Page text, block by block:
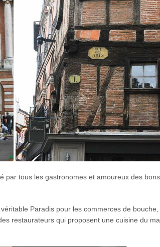
par tous les gastronomes et amoureux des
Paradis pour les commerces de bouche,
restaurateurs qui proposent une cuisine du